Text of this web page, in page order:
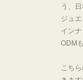
う、
ジュ
イン
ODM
こち